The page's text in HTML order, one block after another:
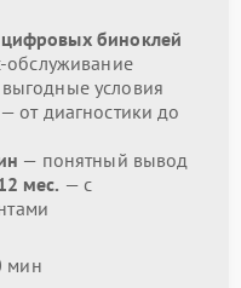
биноклей
обслуживание
условия
— от диагностики до
— понятный вывод
мес. — с
мин